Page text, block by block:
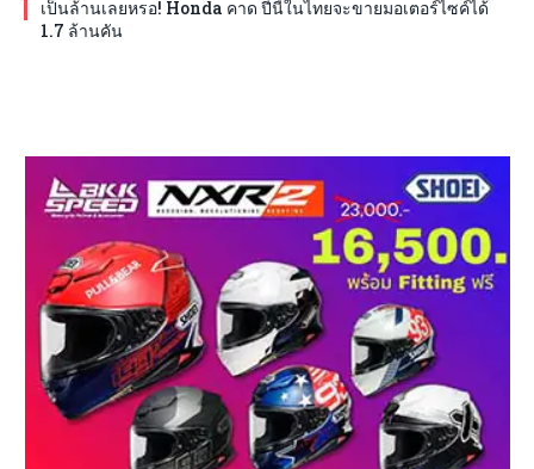
เป็นล้านเลยหรอ! Honda คาด ปีนี้ในไทยจะขายมอเตอร์ไซค์ได้
1.7 ล้านคัน